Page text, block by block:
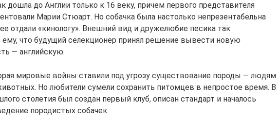
дошла до Англии только к 16 веку, причем первого представителя
Марии Стюарт. Но собачка была настолько непрезентабельна
отдали «кинологу». Внешний вид и дружелюбие песика так
ему, что будущий селекционер принял решение вывести новую
— английскую.
мировые войны ставили под угрозу существование породы — людям
Но любители сумели сохранить питомцев в непростое время. В
столетия был создан первый клуб, описан стандарт и началось
породистых собачек.